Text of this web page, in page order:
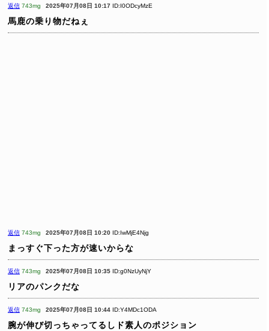
返信 743mg 2025年07月08日 10:17 ID:I0ODcyMzE
馬鹿の乗り物だねぇ
返信 743mg 2025年07月08日 10:20 ID:IwMjE4Njg
まっすぐ下った方が速いからな
返信 743mg 2025年07月08日 10:35 ID:g0NzUyNjY
リアのパンクだな
返信 743mg 2025年07月08日 10:44 ID:Y4MDc1ODA
腕が伸び切っちゃってるしド素人のポジション